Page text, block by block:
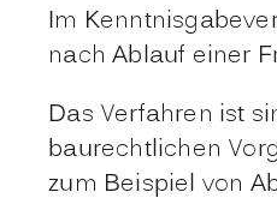
Im
nach Ablauf einer
Das Verfahren ist
baurechtlichen
zum Beispiel von